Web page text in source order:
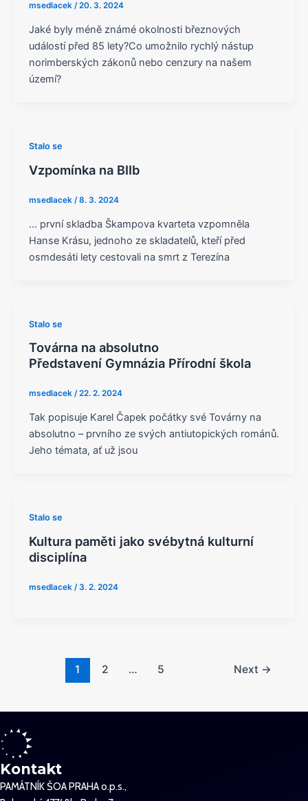
msedlacek /20. 3. 2024
Jaké byly méně známé okolnosti březnových
událostí před 85 lety?Co umožnilo rychlý nástup
norimberských zákonů nebo cenzury na našem
území?
Stalo se
Vzpomínka na BIIb
msedlacek /8. 3. 2024
… první skladba Škampova kvarteta vzpomněla
Hanse Krásu, jednoho ze skladatelů, kteří před
osmdesáti lety cestovali na smrt z Terezína
Stalo se
Továrna na absolutno
Představení Gymnázia Přírodní škola
msedlacek /22. 2. 2024
Tak popisuje Karel Čapek počátky své Továrny na
absolutno – prvního ze svých antiutopických románů.
Jeho témata, ať už jsou
Stalo se
Kultura paměti jako svébytná kulturní
disciplína
msedlacek /3. 2. 2024
1 2 … 5 Next →
Kontakt
PAMÁTNÍK ŠOA PRAHA o.p.s.,